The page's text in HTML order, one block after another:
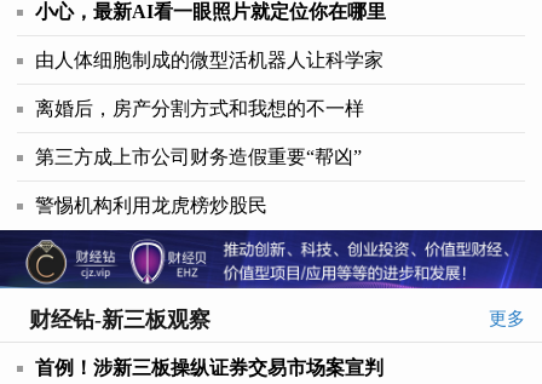
小心，最新AI看一眼照片就定位你在哪里
由人体细胞制成的微型活机器人让科学家
离婚后，房产分割方式和我想的不一样
第三方成上市公司财务造假重要“帮凶”
警惕机构利用龙虎榜炒股民
财经钻-新三板观察 更多
首例！涉新三板操纵证券交易市场案宣判